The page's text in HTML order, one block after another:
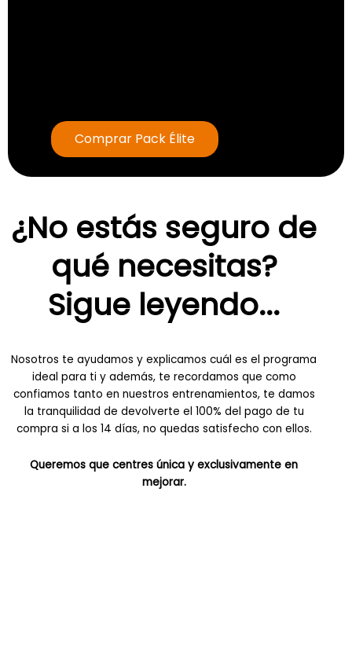
Comprar Pack Élite
¿No estás seguro de
qué necesitas?
Sigue leyendo...
Nosotros te ayudamos y explicamos cuál es el programa
ideal para ti y además, te recordamos que como
confiamos tanto en nuestros entrenamientos, te damos
la tranquilidad de devolverte el 100% del pago de tu
compra si a los 14 días, no quedas satisfecho con ellos.
Queremos que centres única y exclusivamente en
mejorar.